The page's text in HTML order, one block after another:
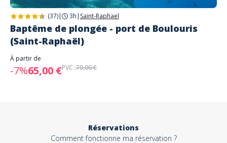
(37)| 3h | Saint-Raphael
Baptême de plongée - port de Boulouris
(Saint-Raphaël)
À partir de
-7%65,00 €PVC :70,00 €
Réservations
Comment fonctionne ma réservation ?